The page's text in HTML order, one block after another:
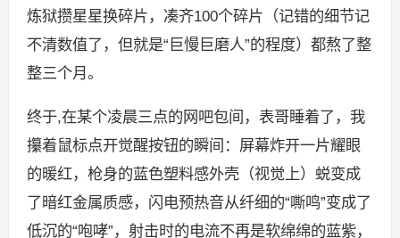
炼狱攒星星换碎片，凑齐100个碎片（记错的细节记
不清数值了，但就是“巨慢巨磨人”的程度）都熬了整
整三个月。
终于,在某个凌晨三点的网吧包间，表哥睡着了，我
攥着鼠标点开觉醒按钮的瞬间：屏幕炸开一片耀眼
的暖红，枪身的蓝色塑料感外壳（视觉上）蜕变成
了暗红金属质感，闪电预热音从纤细的“嘶鸣”变成了
低沉的“咆哮”，射击时的电流不再是软绵绵的蓝紫，